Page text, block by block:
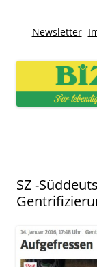
Newsletter
Bizim
Für lebendige
SZ -